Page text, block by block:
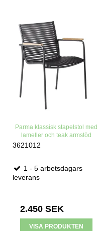
Parma klassisk stapelstol med
lameller och teak armstöd
3621012
1 - 5 arbetsdagars
leverans
2.450 SEK
VISA PRODUKTEN